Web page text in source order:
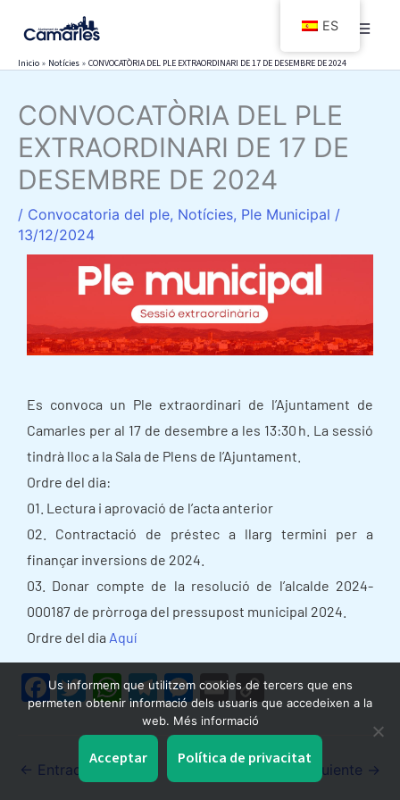
contenido
Inicio Notícies CONVOCATÒRIA DEL PLE EXTRAORDINARI DE 17 DE DESEMBRE DE 2024
CONVOCATÒRIA DEL PLE
EXTRAORDINARI DE 17 DE
DESEMBRE DE 2024
/ Convocatoria del ple, Notícies, Ple Municipal /
13/12/2024
Es convoca un Ple extraordinari de l’Ajuntament de
Camarles per al 17 de desembre a les 13:30 h. La sessió
tindrà lloc a la Sala de Plens de l’Ajuntament.
Ordre del dia:
01. Lectura i aprovació de l’acta anterior
02. Contractació de préstec a llarg termini per a
finançar inversions de 2024.
03. Donar compte de la resolució de l’alcalde 2024-
000187 de pròrroga del pressupost municipal 2024.
Ordre del dia Aquí
F
a
e
T
w
itt
er
W
h
at
s
T
el
e
gr
M
e
s
s
E
m
ai
l
C
o
p
y
← Entrada anterior Entrada siguiente →
ES
Us informem que utilitzem cookies de tercers que ens
permeten obtenir informació dels usuaris que accedeixen a la
web. Més informació
Acceptar Política de privacitat